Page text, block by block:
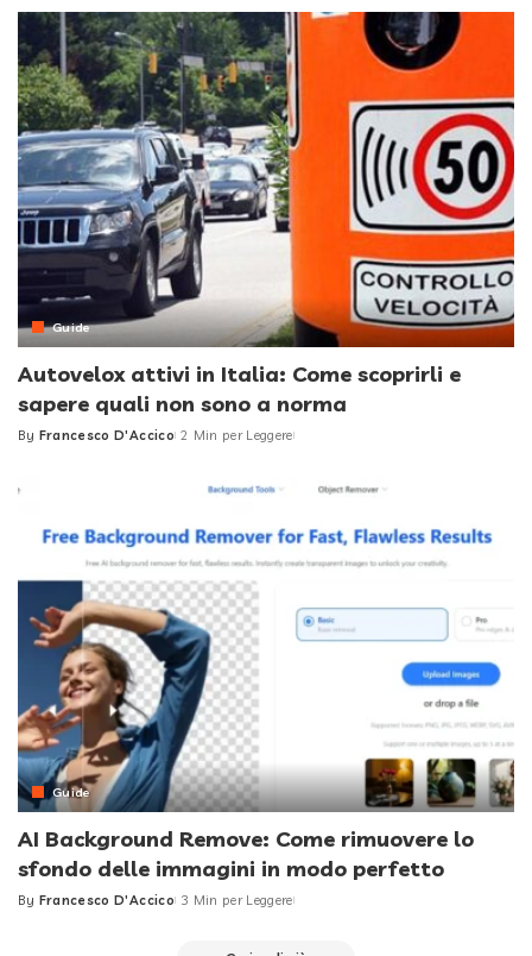
Guide
Autovelox attivi in Italia: Come scoprirli e
sapere quali non sono a norma
Posted
By Francesco D'Accico 2 Min per Leggere
Guide
AI Background Remove: Come rimuovere lo
sfondo delle immagini in modo perfetto
Posted
By Francesco D'Accico 3 Min per Leggere